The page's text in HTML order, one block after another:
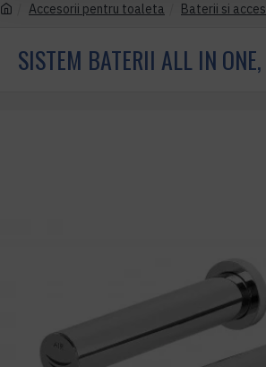
Accesorii pentru toaleta Baterii si
SISTEM BATERII ALL IN